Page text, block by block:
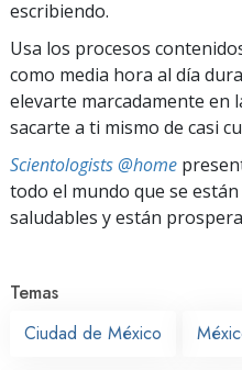
escribiendo.
Usa los procesos
como media hora al día
elevarte marcadamente en
sacarte a ti mismo de casi
Scientologists @home
todo el mundo que se
saludables y están
Temas
Ciudad de México